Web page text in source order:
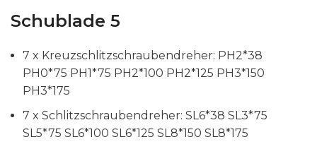
Schublade 5
7 x Kreuzschlitzschraubendreher: PH2*38
PH0*75 PH1*75 PH2*100 PH2*125 PH3*150
PH3*175
7 x Schlitzschraubendreher: SL6*38 SL3*75
SL5*75 SL6*100 SL6*125 SL8*150 SL8*175